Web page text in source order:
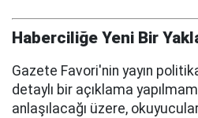
Haberciliğe Yeni Bir
Gazete Favori'nin yayın
detaylı bir açıklama
anlaşılacağı üzere,